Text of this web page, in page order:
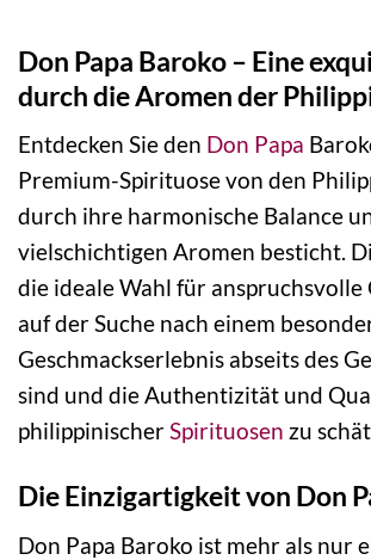
Don Papa Baroko – Eine
durch die Aromen der
Entdecken Sie den Don Papa
Premium-Spirituose von den
durch ihre harmonische Balance
vielschichtigen Aromen besticht.
die ideale Wahl für anspruchsvolle
auf der Suche nach einem
Geschmackserlebnis abseits des
sind und die Authentizität und
philippinischerSpirituosen zu
Die Einzigartigkeit von Don
Don Papa Baroko ist mehr als nur